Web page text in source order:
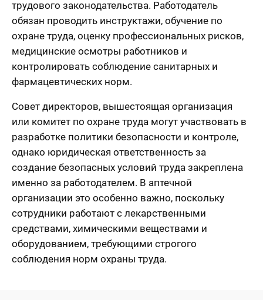
трудового законодательства. Работодатель
обязан проводить инструктажи, обучение по
охране труда, оценку профессиональных рисков,
медицинские осмотры работников и
контролировать соблюдение санитарных и
фармацевтических норм.
Совет директоров, вышестоящая организация
или комитет по охране труда могут участвовать в
разработке политики безопасности и контроле,
однако юридическая ответственность за
создание безопасных условий труда закреплена
именно за работодателем. В аптечной
организации это особенно важно, поскольку
сотрудники работают с лекарственными
средствами, химическими веществами и
оборудованием, требующими строгого
соблюдения норм охраны труда.